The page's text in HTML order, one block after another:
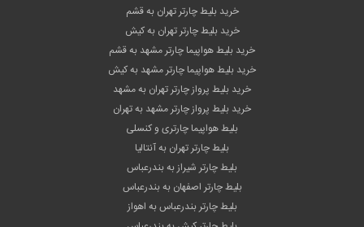
خرید بلیط چارتر تهران به قشم
خرید بلیط چارتر تهران به کیش
خرید بلیط هواپیما چارتر مشهد به قشم
خرید بلیط هواپیما چارتر مشهد به کیش
خرید بلیط پرواز چارتر تهران به مشهد
خرید بلیط پرواز چارتر مشهد به تهران
بلیط هواپیما چارتری و کنسلی
بلیط چارتر تهران به آنتالیا
بلیط چارتر شیراز به بندرعباس
بلیط چارتر اصفهان به بندرعباس
بلیط چارتر بندرعباس به اهواز